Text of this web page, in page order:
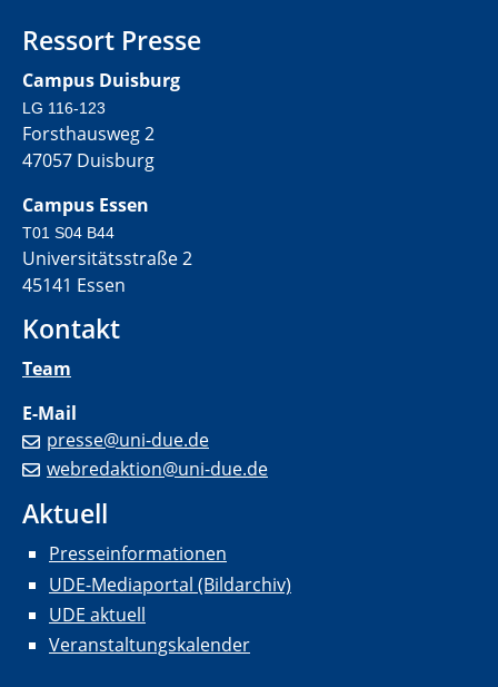
Ressort Presse
Campus Duisburg
LG 116-123
Forsthausweg 2
47057 Duisburg
Campus Essen
T01 S04 B44
Universitätsstraße 2
45141 Essen
Kontakt
Team
E-Mail
presse@uni-due.de
webredaktion@uni-due.de
Aktuell
Presseinformationen
UDE-Mediaportal (Bildarchiv)
UDE aktuell
Veranstaltungskalender